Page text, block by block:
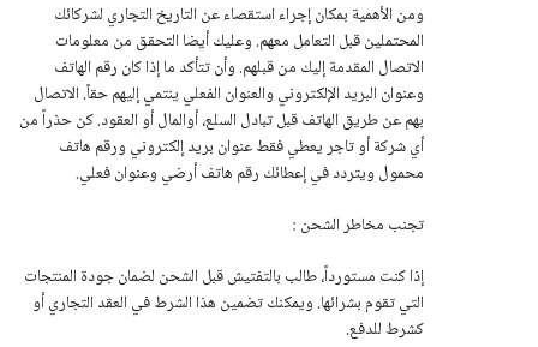
ومن الأهمية بمكان إجراء استقصاء عن التاريخ التجاري لشركائك
المحتملين قبل التعامل معهم. وعليك أيضا التحقق من معلومات
الاتصال المقدمة إليك من قبلهم. وأن تتأكد ما إذا كان رقم الهاتف
وعنوان البريد الإلكتروني والعنوان الفعلي ينتمي إليهم حقاً. الاتصال
بهم عن طريق الهاتف قبل تبادل السلع، أوالمال أو العقود. كن حذراً من
أي شركة أو تاجر يعطي فقط عنوان بريد إلكتروني ورقم هاتف
محمول ويتردد في إعطائك رقم هاتف أرضي وعنوان فعلي.
تجنب مخاطر الشحن :
إذا كنت مستورداً، طالب بالتفتيش قبل الشحن لضمان جودة المنتجات
التي تقوم بشرائها. ويمكنك تضمين هذا الشرط في العقد التجاري أو
كشرط للدفع.